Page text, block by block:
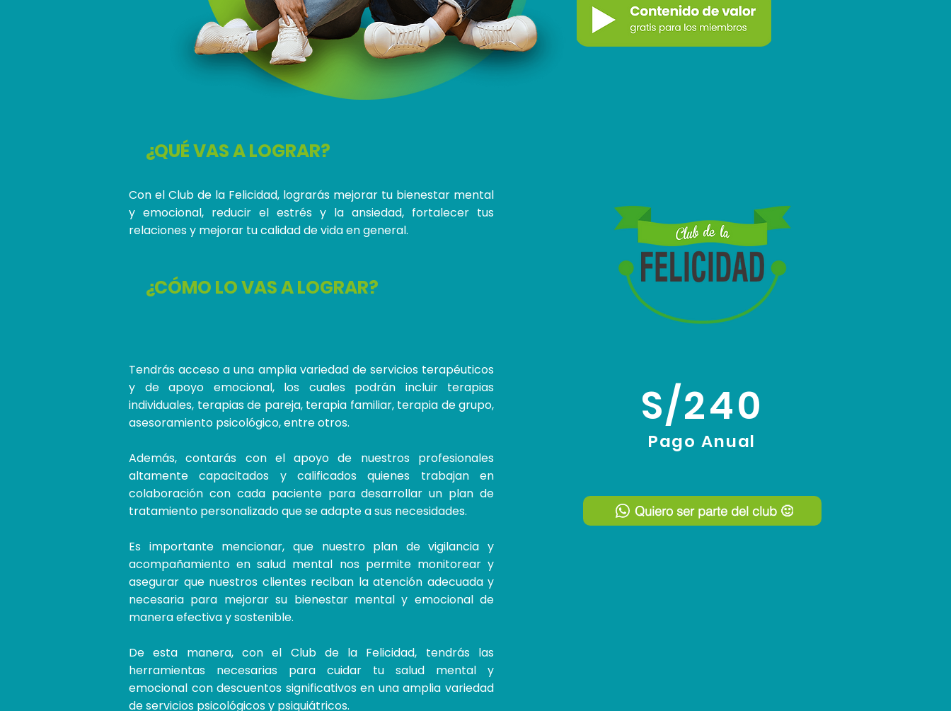
¿QUÉ VAS A LOGRAR?
Con el Club de la Felicidad, lograrás mejorar tu bienestar mental
y emocional, reducir el estrés y la ansiedad, fortalecer tus
relaciones y mejorar tu calidad de vida en general.
¿CÓMO LO VAS A LOGRAR?
Tendrás acceso a una amplia variedad de servicios terapéuticos
y de apoyo emocional, los cuales podrán incluir terapias
individuales, terapias de pareja, terapia familiar, terapia de grupo,
asesoramiento psicológico, entre otros.
Además, contarás con el apoyo de nuestros profesionales
altamente capacitados y calificados quienes trabajan en
colaboración con cada paciente para desarrollar un plan de
tratamiento personalizado que se adapte a sus necesidades.
Es importante mencionar, que nuestro plan de vigilancia y
acompañamiento en salud mental nos permite monitorear y
asegurar que nuestros clientes reciban la atención adecuada y
necesaria para mejorar su bienestar mental y emocional de
manera efectiva y sostenible.
De esta manera, con el Club de la Felicidad, tendrás las
herramientas necesarias para cuidar tu salud mental y
emocional con descuentos significativos en una amplia variedad
de servicios psicológicos y psiquiátricos.
S/240
Pago Anual
Quiero ser parte del club 🙂